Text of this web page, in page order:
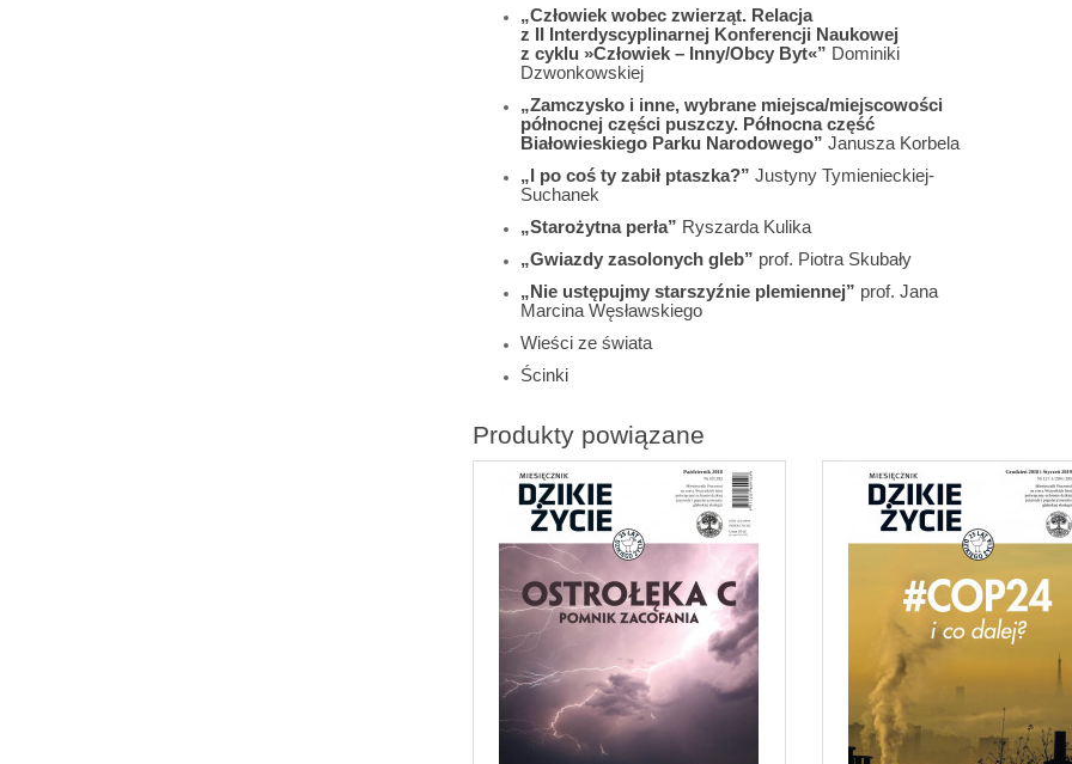
„Człowiek wobec zwierząt. Relacja
z II Interdyscyplinarnej Konferencji Naukowej
z cyklu »Człowiek – Inny/Obcy Byt«” Dominiki
Dzwonkowskiej
„Zamczysko i inne, wybrane miejsca/miejscowości
północnej części puszczy. Północna część
Białowieskiego Parku Narodowego” Janusza Korbela
„I po coś ty zabił ptaszka?” Justyny Tymienieckiej-
Suchanek
„Starożytna perła” Ryszarda Kulika
„Gwiazdy zasolonych gleb” prof. Piotra Skubały
„Nie ustępujmy starszyźnie plemiennej” prof. Jana
Marcina Węsławskiego
Wieści ze świata
Ścinki
Produkty powiązane